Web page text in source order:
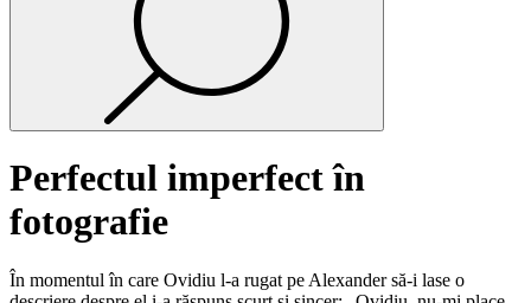
Perfectul imperfect în
fotografie
În momentul în care Ovidiu l-a rugat pe Alexander să-i lase o